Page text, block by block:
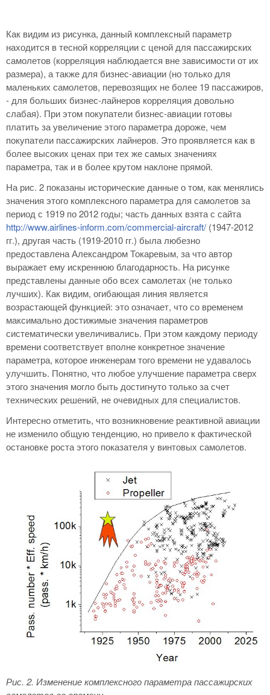
Как видим из рисунка, данный комплексный параметр
находится в тесной корреляции с ценой для пассажирских
самолетов (корреляция наблюдается вне зависимости от их
размера), а также для бизнес-авиации (но только для
маленьких самолетов, перевозящих не более 19 пассажиров,
- для больших бизнес-лайнеров корреляция довольно
слабая). При этом покупатели бизнес-авиации готовы
платить за увеличение этого параметра дороже, чем
покупатели пассажирских лайнеров. Это проявляется как в
более высоких ценах при тех же самых значениях
параметра, так и в более крутом наклоне прямой.
На рис. 2 показаны исторические данные о том, как менялись
значения этого комплексного параметра для самолетов за
период с 1919 по 2012 годы; часть данных взята с сайта
http://www.airlines-inform.com/commercial-aircraft/ (1947-2012
гг.), другая часть (1919-2010 гг.) была любезно
предоставлена Александром Токаревым, за что автор
выражает ему искреннюю благодарность. На рисунке
представлены данные обо всех самолетах (не только
лучших). Как видим, огибающая линия является
возрастающей функцией: это означает, что со временем
максимально достижимые значения параметров
систематически увеличивались. При этом каждому периоду
времени соответствует вполне конкретное значение
параметра, которое инженерам того времени не удавалось
улучшить. Понятно, что любое улучшение параметра сверх
этого значения могло быть достигнуто только за счет
технических решений, не очевидных для специалистов.
Интересно отметить, что возникновение реактивной авиации
не изменило общую тенденцию, но привело к фактической
остановке роста этого показателя у винтовых самолетов.
Рис. 2. Изменение комплексного параметра пассажирских